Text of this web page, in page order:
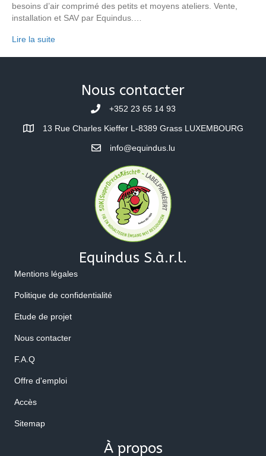
besoins d’air comprimé des petits et moyens ateliers. Vente,
installation et SAV par Equindus.…
Lire la suite
Nous contacter
+352 23 65 14 93
13 Rue Charles Kieffer L-8389 Grass LUXEMBOURG
info@equindus.lu
Equindus S.à.r.l.
Mentions légales
Politique de confidentialité
Etude de projet
Nous contacter
F.A.Q
Offre d'emploi
Accès
Sitemap
À propos